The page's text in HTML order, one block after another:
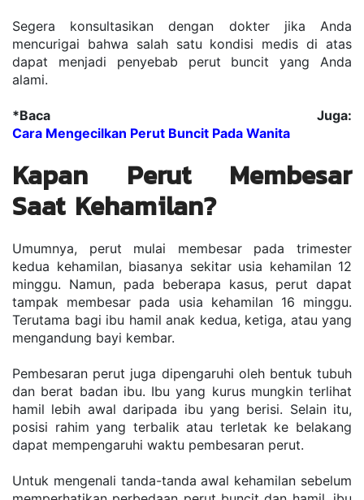
Segera konsultasikan dengan dokter jika Anda
mencurigai bahwa salah satu kondisi medis di atas
dapat menjadi penyebab perut buncit yang Anda
alami.
*Baca Juga:
Cara Mengecilkan Perut Buncit Pada Wanita
Kapan Perut Membesar
Saat Kehamilan?
Umumnya, perut mulai membesar pada trimester
kedua kehamilan, biasanya sekitar usia kehamilan 12
minggu. Namun, pada beberapa kasus, perut dapat
tampak membesar pada usia kehamilan 16 minggu.
Terutama bagi ibu hamil anak kedua, ketiga, atau yang
mengandung bayi kembar.
Pembesaran perut juga dipengaruhi oleh bentuk tubuh
dan berat badan ibu. Ibu yang kurus mungkin terlihat
hamil lebih awal daripada ibu yang berisi. Selain itu,
posisi rahim yang terbalik atau terletak ke belakang
dapat mempengaruhi waktu pembesaran perut.
Untuk mengenali tanda-tanda awal kehamilan sebelum